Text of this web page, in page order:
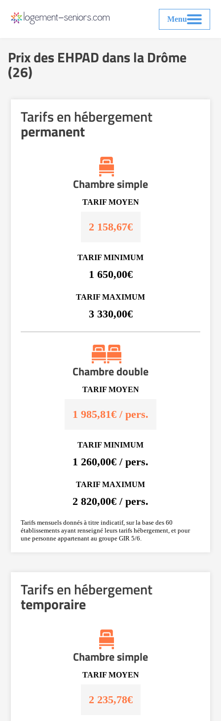
Menu
Prix des EHPAD dans la Drôme
(26)
Tarifs en hébergement
permanent
Chambre simple
TARIF MOYEN
2 158,67€
TARIF MINIMUM
1 650,00€
TARIF MAXIMUM
3 330,00€
Chambre double
TARIF MOYEN
1 985,81€ / pers.
TARIF MINIMUM
1 260,00€ / pers.
TARIF MAXIMUM
2 820,00€ / pers.
Tarifs mensuels donnés à titre indicatif, sur la base des 60
établissements ayant renseigné leurs tarifs hébergement, et pour
une personne appartenant au groupe GIR 5/6.
Tarifs en hébergement
temporaire
Chambre simple
TARIF MOYEN
2 235,78€